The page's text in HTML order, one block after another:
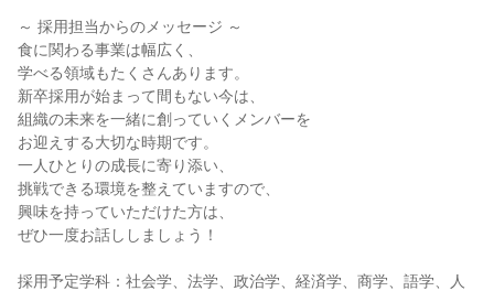
～ 採用担当からのメッセージ ～
食に関わる事業は幅広く、
学べる領域もたくさんあります。
新卒採用が始まって間もない今は、
組織の未来を一緒に創っていくメンバーを
お迎えする大切な時期です。
一人ひとりの成長に寄り添い、
挑戦できる環境を整えていますので、
興味を持っていただけた方は、
ぜひ一度お話ししましょう！
採用予定学科：社会学、法学、政治学、経済学、商学、語学、人